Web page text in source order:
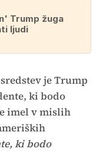
Trump žuga
ljudi
je Trump
ki bodo
imel v mislih
ki bodo